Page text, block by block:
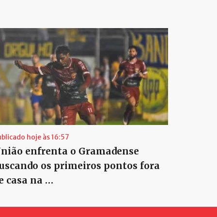
hoje às 16:57
enfrenta o Gramadense
os primeiros pontos fora
casa na …